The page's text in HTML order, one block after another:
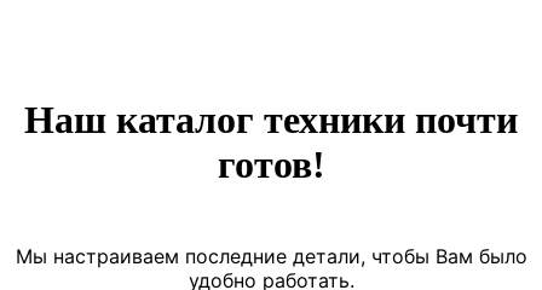
Наш каталог техники почти
готов!
Мы настраиваем последние детали, чтобы Вам было
удобно работать.